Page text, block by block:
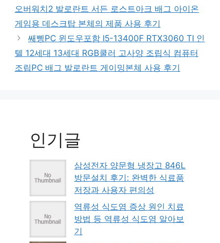
오버워치2 발로란트 서든 로스트아크 배그 아이온
게임용 데스크탑 본체의 제품 사용 후기
쌔삥PC 윈도우포함 I5-13400F RTX3060 TI 인
텔 12세대 13세대 RGB쿨러 고사양 조립식 컴퓨터
조립PC 배그 발로란트 게이밍본체 사용 후기
인기글
삼성전자 양문형 냉장고 846L
방문설치 후기: 완벽한 식료품
저장과 사용자 편의성
역류성 식도염 증상 원인 치료
방법 등 역류성 식도염 알아보
기